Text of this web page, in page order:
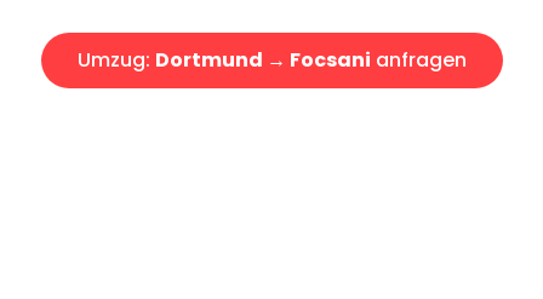
Umzug: Dortmund → Focsani anfragen